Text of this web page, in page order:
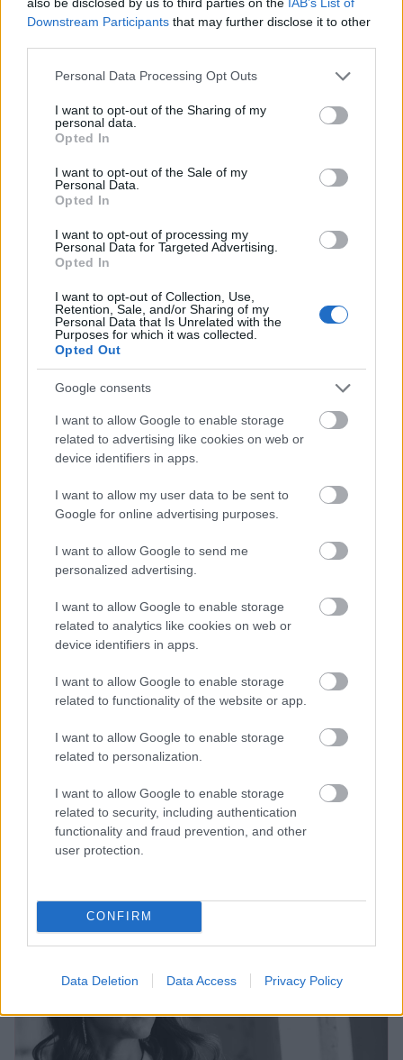
Downstream Participants that may further disclose it to other
Please note that this website/app uses one or more Google
not limited to your visit or usage behaviour. You may click to
grant or deny consent to Google and its third-party tags to
use your data for below specified purposes in below Google
consent section.
Personal Data Processing Opt Outs
I want to opt-out of the Sharing of my
personal data.
Opted In
I want to opt-out of the Sale of my
Personal Data.
Opted In
I want to opt-out of processing my
Personal Data for Targeted Advertising.
Opted In
I want to opt-out of Collection, Use,
Retention, Sale, and/or Sharing of my
Personal Data that Is Unrelated with the
Purposes for which it was collected.
Opted Out
Google consents
I want to allow Google to enable storage
related to advertising like cookies on web or
device identifiers in apps.
I want to allow my user data to be sent to
Google for online advertising purposes.
I want to allow Google to send me
personalized advertising.
I want to allow Google to enable storage
related to analytics like cookies on web or
device identifiers in apps.
I want to allow Google to enable storage
related to functionality of the website or app.
I want to allow Google to enable storage
related to personalization.
I want to allow Google to enable storage
related to security, including authentication
functionality and fraud prevention, and other
user protection.
CONFIRM
Data Deletion Data Access Privacy Policy
Katalin hercegné és Károly király
minden eddiginél nehezebb
helyzetbe került
Míg a Károlyról készült képet néhányan azzal védték
meg, hogy a művészet feladata a provokáció, a
Katalint ábrázoló festményen a valóság
imitációjának hiányát kérték számon. A festészetről
alkotott felfogások ütközése mellett ez a kép azért
is érdekes, mert jóval kevésbé dinamikus, hidegkék
színvilágával erős ellentétet képez a másikkal.
Emellett lényeges nézőpont, hogy míg a király
egyenruhája a háttérbe olvad, és a portré áll a
középpontban, addig Katalin hercegné esetében az
öltözék lesz hangsúlyos.
A jegygyűrűje mellett ez utóbbi az, ami miatt
felismerjük, hogy kit is ábrázol a festmény. Ha csak
az alkotáson megjelenő alak arcát néznénk, akkor
a Kataliné. És talán éppen ez a legfontosabb eleme
a festmények, amelynek az alkotója egyébként
erősen királyságellenes nézetekkel rendelkezik.
Majdnem mindegy, hogy ki az ember a szerep
mögött, hiszen a monarchia elmossa a
személyiséget - sugallja a festmény.
Miközben Károly alakját azért nem tudta teljesen
addig a hercegné szinte túlságosan is harmonizál a
háttérrel. Vagy inkább belefagyott a monarchia
időtlenségébe, a rendeltetés állandóságába. Nem
csupán ezek a sötétebb hangoltságú értelmezések
léteznek azonban a Katalint ábrázoló festmény
kapcsán sem.